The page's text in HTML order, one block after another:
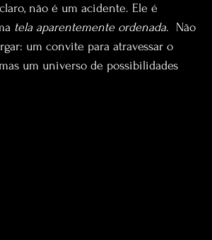
não é um acidente. Ele é
tela aparentemente ordenada.  Não
um convite para atravessar o
um universo de possibilidades